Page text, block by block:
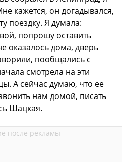
кажется, он догадывался,
поездку. Я думала:
попрошу оставить
оказалось дома, дверь
пообщались с
смотрела на эти
А сейчас думаю, что ее
нам домой, писать
Шацкая.